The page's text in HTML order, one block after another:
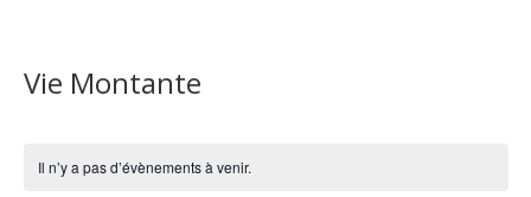
Vie Montante
Il n’y a pas d’évènements à venir.